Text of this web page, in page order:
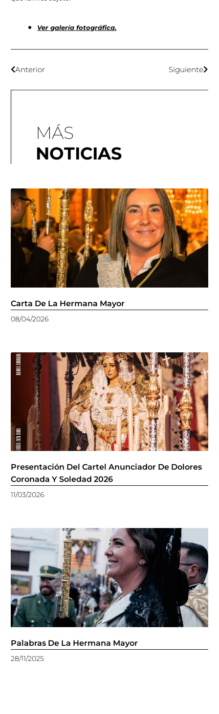
Ver galería fotográfica.
Anterior Siguiente
MÁS
NOTICIAS
Carta De La Hermana Mayor
08/04/2026
Presentación Del Cartel Anunciador De Dolores
Coronada Y Soledad 2026
11/03/2026
Palabras De La Hermana Mayor
28/11/2025